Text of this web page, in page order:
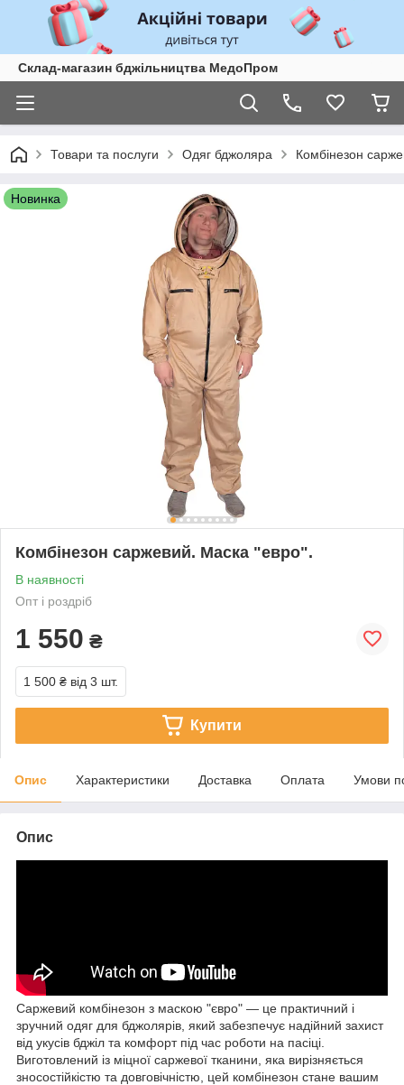
Склад-магазин бджільництва МедоПром
Товари та послуги Одяг бджоляра Комбінезон
Новинка
Комбінезон саржевий. Маска "евро".
В наявності
Опт і роздріб
1 550 ₴
1 500 ₴ від 3 шт.
Купити
Опис Характеристики Доставка Оплата Умови
Опис
Саржевий комбінезон з маскою "євро" — це практичний і
зручний одяг для бджолярів, який забезпечує надійний захист
від укусів бджіл та комфорт під час роботи на пасіці.
Виготовлений із міцної саржевої тканини, яка вирізняється
зносостійкістю та довговічністю, цей комбінезон стане вашим